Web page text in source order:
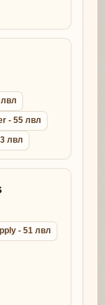
- 55 лвл
лвл
- 51 лвл